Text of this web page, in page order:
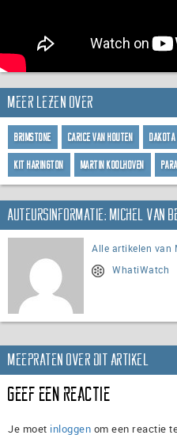
Meer lezen over
Brimstone Carice van Houten Dakota
Kit Harington Martin Koolhoven
Auteursinformatie: Michel van
Alle artikelen van
WhatiWatch
Meepraten over dit artikel
Geef een reactie
Je moet inloggen om een reactie